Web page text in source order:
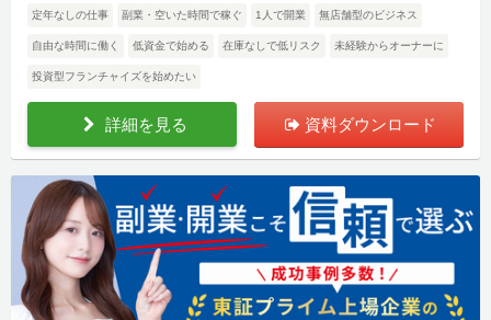
定年なしの仕事 副業・空いた時間で稼ぐ 1人で開業 無店舗型のビジネス
自由な時間に働く 低資金で始める 在庫なしで低リスク 未経験からオーナーに
投資型フランチャイズを始めたい
詳細を見る 資料ダウンロード